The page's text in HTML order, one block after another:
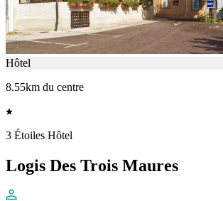
Hôtel
8.55km du centre
3 Étoiles Hôtel
Logis Des Trois Maures